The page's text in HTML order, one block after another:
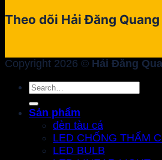
Theo dõi Hải Đăng Quang
Copyright 2026 © Hải Đăng
Search
Sản phẩm
đèn tàu cá
LED CHỐNG THẤM
LED BULB